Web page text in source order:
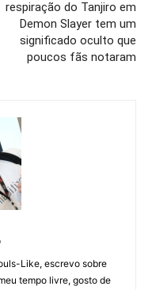
respiração do Tanjiro em
Demon Slayer tem um
significado oculto que
poucos fãs notaram
Like, escrevo sobre
tempo livre, gosto de